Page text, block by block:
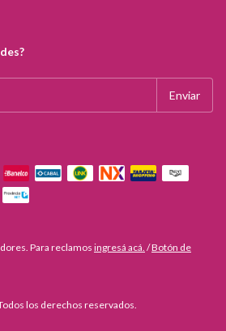
Para reclamos ingresá acá. /Botón de
los derechos reservados.